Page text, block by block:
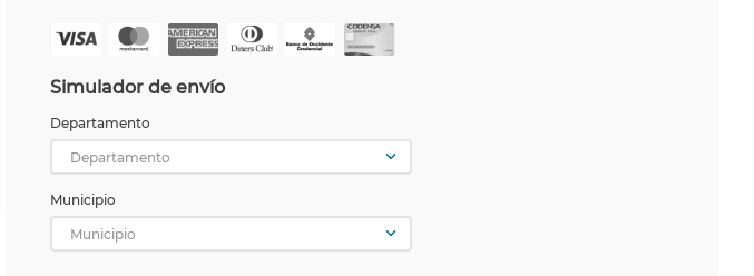
Simulador de envío
Departamento
Departamento
Municipio
Municipio